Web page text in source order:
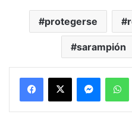
protegerse
sarampión